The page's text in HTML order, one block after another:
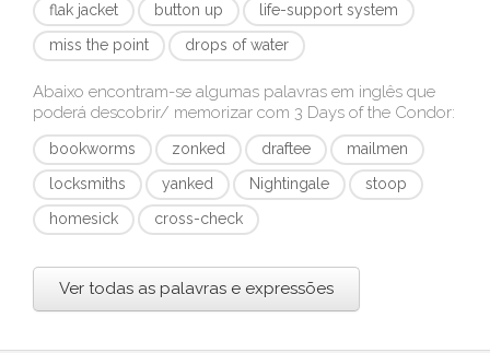
flak jacket
button up
life-support system
miss the point
drops of water
Abaixo encontram-se algumas palavras em inglês que
poderá descobrir/ memorizar com 3 Days of the Condor:
bookworms zonked draftee
mailmen
locksmiths
yanked Nightingale
stoop
homesick
cross-check
Ver todas as palavras e expressões